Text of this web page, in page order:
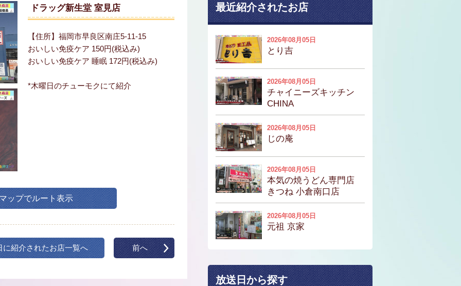
ドラッグ新生堂 室見店
【住所】福岡市早良区南庄5-11-15
おいしい免疫ケア 150円(税込み)
おいしい免疫ケア 睡眠 172円(税込み)
*木曜日のチューモクにて紹介
ップでルート表示
に紹介されたお店一覧へ 前へ
最近紹介されたお店
2026年08月05日
とり吉
2026年08月05日
チャイニーズキッチン
CHINA
2026年08月05日
じの庵
2026年08月05日
本気の焼うどん専門店
きつね 小倉南口店
2026年08月05日
元祖 京家
放送日から探す